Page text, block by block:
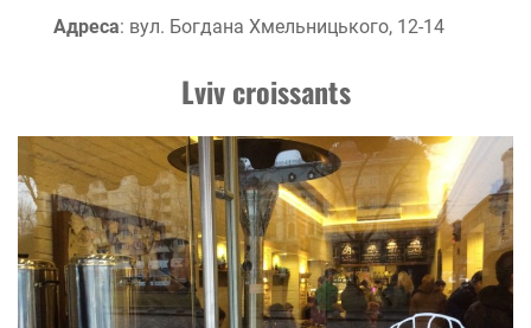
Адреса: вул. Богдана Хмельницького, 12-14
Lviv croissants